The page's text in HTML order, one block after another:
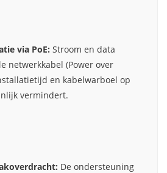
via PoE: Stroom en data
netwerkkabel (Power over
en kabelwarboel op
vermindert.
De ondersteuning